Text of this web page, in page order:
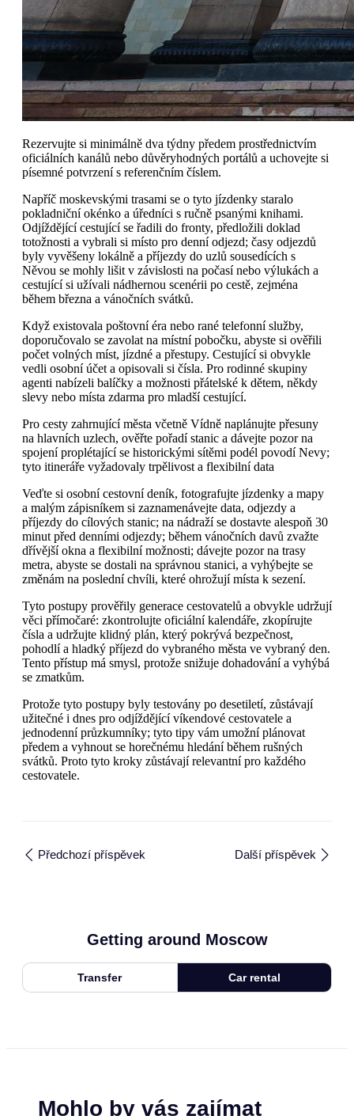
Rezervujte si minimálně dva týdny předem prostřednictvím
oficiálních kanálů nebo důvěryhodných portálů a uchovejte si
písemné potvrzení s referenčním číslem.
Napříč moskevskými trasami se o tyto jízdenky staralo
pokladniční okénko a úředníci s ručně psanými knihami.
Odjíždějící cestující se řadili do fronty, předložili doklad
totožnosti a vybrali si místo pro denní odjezd; časy odjezdů
byly vyvěšeny lokálně a příjezdy do uzlů sousedících s
Něvou se mohly lišit v závislosti na počasí nebo výlukách a
cestující si užívali nádhernou scenérii po cestě, zejména
během března a vánočních svátků.
Když existovala poštovní éra nebo rané telefonní služby,
doporučovalo se zavolat na místní pobočku, abyste si ověřili
počet volných míst, jízdné a přestupy. Cestující si obvykle
vedli osobní účet a opisovali si čísla. Pro rodinné skupiny
agenti nabízeli balíčky a možnosti přátelské k dětem, někdy
slevy nebo místa zdarma pro mladší cestující.
Pro cesty zahrnující města včetně Vídně naplánujte přesuny
na hlavních uzlech, ověřte pořadí stanic a dávejte pozor na
spojení proplétající se historickými sítěmi podél povodí Nevy;
tyto itineráře vyžadovaly trpělivost a flexibilní data
Veďte si osobní cestovní deník, fotografujte jízdenky a mapy
a malým zápisníkem si zaznamenávejte data, odjezdy a
příjezdy do cílových stanic; na nádraží se dostavte alespoň 30
minut před denními odjezdy; během vánočních davů zvažte
dřívější okna a flexibilní možnosti; dávejte pozor na trasy
metra, abyste se dostali na správnou stanici, a vyhýbejte se
změnám na poslední chvíli, které ohrožují místa k sezení.
Tyto postupy prověřily generace cestovatelů a obvykle udržují
věci přímočaré: zkontrolujte oficiální kalendáře, zkopírujte
čísla a udržujte klidný plán, který pokrývá bezpečnost,
pohodlí a hladký příjezd do vybraného města ve vybraný den.
Tento přístup má smysl, protože snižuje dohadování a vyhýbá
se zmatkům.
Protože tyto postupy byly testovány po desetiletí, zůstávají
užitečné i dnes pro odjíždějící víkendové cestovatele a
jednodenní průzkumníky; tyto tipy vám umožní plánovat
předem a vyhnout se horečnému hledání během rušných
svátků. Proto tyto kroky zůstávají relevantní pro každého
cestovatele.
Předchozí příspěvek Další příspěvek
Getting around Moscow
Transfer Car rental
Mohlo by vás zajímat